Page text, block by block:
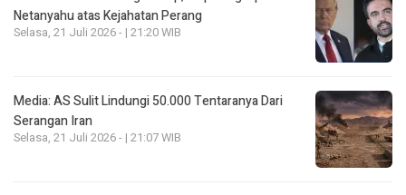
Netanyahu atas Kejahatan Perang
Selasa, 21 Juli 2026 - | 21:20 WIB
Media: AS Sulit Lindungi 50.000 Tentaranya Dari
Serangan Iran
Selasa, 21 Juli 2026 - | 21:07 WIB